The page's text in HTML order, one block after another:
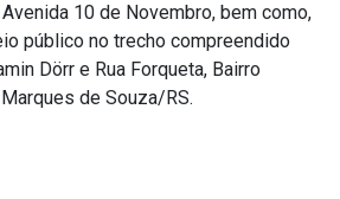
10 de Novembro, bem como,
público no trecho compreendido
Dörr e Rua Forqueta, Bairro
de Souza/RS.